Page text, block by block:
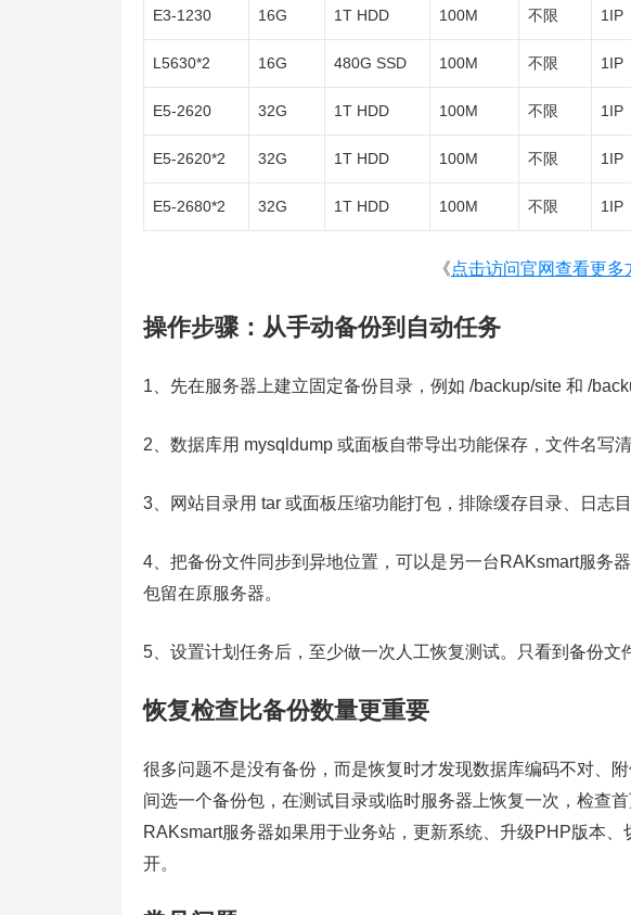
E3-1230 16G 1T HDD 100M 不限 1IP
L5630*2 16G 480G SSD 100M 不限 1IP
E5-2620 32G 1T HDD 100M 不限 1IP
E5-2620*2 32G 1T HDD 100M 不限 1IP
E5-2680*2 32G 1T HDD 100M 不限 1IP
《点击访问官网查看更多
操作步骤：从手动备份到自动任务
1、先在服务器上建立固定备份目录，例如 /backup/site 和 /
2、数据库用 mysqldump 或面板自带导出功能保存，文件名写
3、网站目录用 tar 或面板压缩功能打包，排除缓存目录、日志
4、把备份文件同步到异地位置，可以是另一台RAKsmart服务
包留在原服务器。
5、设置计划任务后，至少做一次人工恢复测试。只看到备份文
恢复检查比备份数量更重要
很多问题不是没有备份，而是恢复时才发现数据库编码不对、
间选一个备份包，在测试目录或临时服务器上恢复一次，检查
RAKsmart服务器如果用于业务站，更新系统、升级PHP版本
开。